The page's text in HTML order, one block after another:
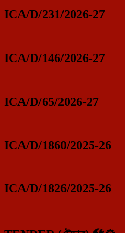
ICA/D/231/2026-27
ICA/D/146/2026-27
ICA/D/65/2026-27
ICA/D/1860/2025-26
ICA/D/1826/2025-26